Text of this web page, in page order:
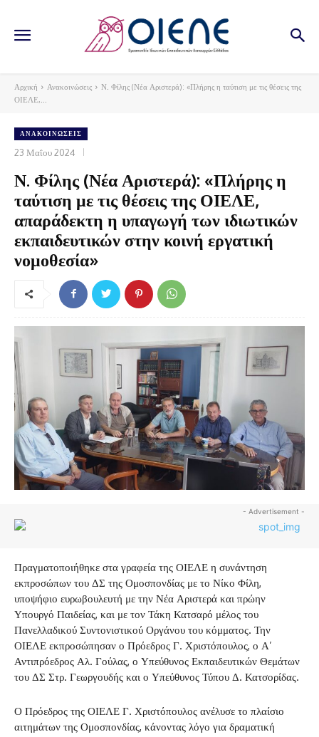
Αρχική Ανακοινώσεις
Ν. Φίλης (Νέα Αριστερά): «Πλήρης η ταύτιση με τις θέσεις της
ΟΙΕΛΕ,...
ΑΝΑΚΟΙΝΏΣΕΙΣ
23 Μαΐου 2024
Ν. Φίλης (Νέα Αριστερά): «Πλήρης η
ταύτιση με τις θέσεις της ΟΙΕΛΕ,
απαράδεκτη η υπαγωγή των ιδιωτικών
εκπαιδευτικών στην κοινή εργατική
νομοθεσία»
- Advertisement -
Πραγματοποιήθηκε στα γραφεία της ΟΙΕΛΕ η συνάντηση
εκπροσώπων του ΔΣ της Ομοσπονδίας με το Νίκο Φίλη,
υποψήφιο ευρωβουλευτή με την Νέα Αριστερά και πρώην
Υπουργό Παιδείας, και με τον Τάκη Κατσαρό μέλος του
Πανελλαδικού Συντονιστικού Οργάνου του κόμματος. Την
ΟΙΕΛΕ εκπροσώπησαν ο Πρόεδρος Γ. Χριστόπουλος, ο Α’
Αντιπρόεδρος Αλ. Γούλας, ο Υπεύθυνος Εκπαιδευτικών Θεμάτων
του ΔΣ Στρ. Γεωργουδής και ο Υπεύθυνος Τύπου Δ. Κατσορίδας.
Ο Πρόεδρος της ΟΙΕΛΕ Γ. Χριστόπουλος ανέλυσε το πλαίσιο
αιτημάτων της Ομοσπονδίας, κάνοντας λόγο για δραματική